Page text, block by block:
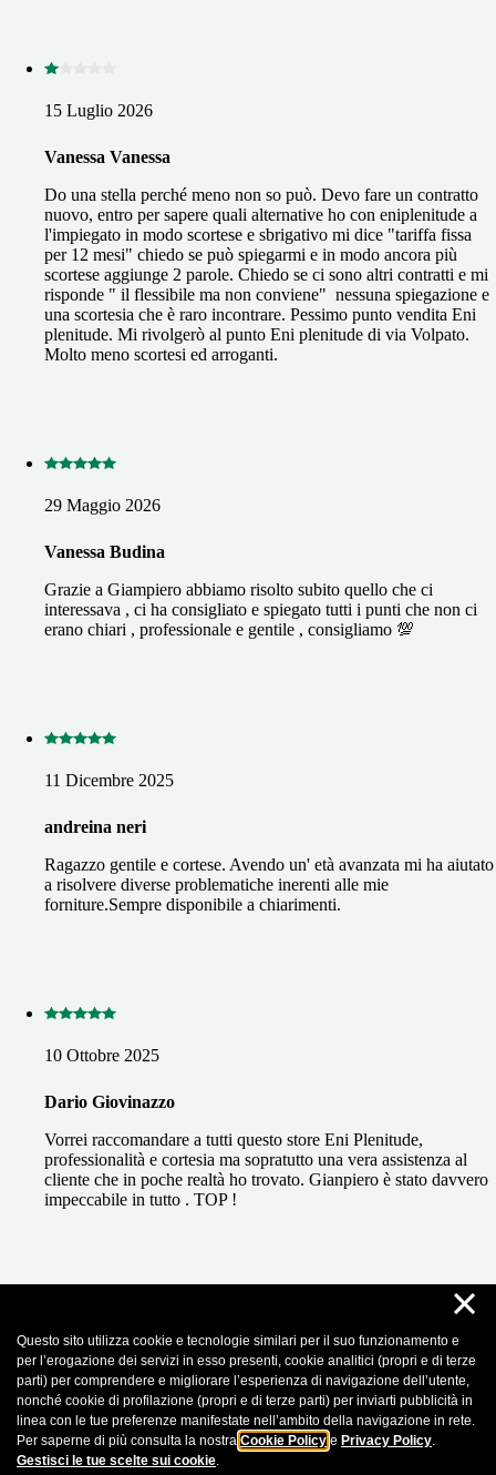
Questo sito utilizza cookie e tecnologie similari per il suo funzionamento e
per l’erogazione dei servizi in esso presenti, cookie analitici (propri e di terze
parti) per comprendere e migliorare l’esperienza di navigazione dell’utente,
nonché cookie di profilazione (propri e di terze parti) per inviarti pubblicità in
linea con le tue preferenze manifestate nell’ambito della navigazione in rete.
Per saperne di più consulta la nostra Cookie Policy e Privacy Policy.
Gestisci le tue scelte sui cookie.
×
15 Luglio 2026
Vanessa Vanessa
Do una stella perché meno non so può. Devo fare un contratto
nuovo, entro per sapere quali alternative ho con eniplenitude a
l'impiegato in modo scortese e sbrigativo mi dice "tariffa fissa
per 12 mesi" chiedo se può spiegarmi e in modo ancora più
scortese aggiunge 2 parole. Chiedo se ci sono altri contratti e mi
risponde " il flessibile ma non conviene" nessuna spiegazione e
una scortesia che è raro incontrare. Pessimo punto vendita Eni
plenitude. Mi rivolgerò al punto Eni plenitude di via Volpato.
Molto meno scortesi ed arroganti.
29 Maggio 2026
Vanessa Budina
Grazie a Giampiero abbiamo risolto subito quello che ci
interessava , ci ha consigliato e spiegato tutti i punti che non ci
erano chiari , professionale e gentile , consigliamo 💯
11 Dicembre 2025
andreina neri
Ragazzo gentile e cortese. Avendo un' età avanzata mi ha aiutato
a risolvere diverse problematiche inerenti alle mie
forniture.Sempre disponibile a chiarimenti.
10 Ottobre 2025
Dario Giovinazzo
Vorrei raccomandare a tutti questo store Eni Plenitude,
professionalità e cortesia ma sopratutto una vera assistenza al
cliente che in poche realtà ho trovato. Gianpiero è stato davvero
impeccabile in tutto . TOP !
20 Luglio 2025
Daniel Oros
Bravissima e disponibile